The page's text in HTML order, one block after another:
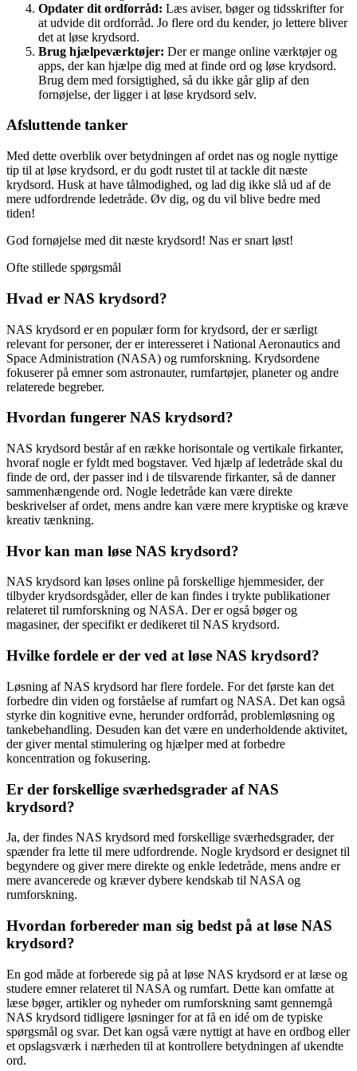
Opdater dit ordforråd: Læs aviser, bøger og tidsskrifter for
at udvide dit ordforråd. Jo flere ord du kender, jo lettere bliver
det at løse krydsord.
Brug hjælpeværktøjer: Der er mange online værktøjer og
apps, der kan hjælpe dig med at finde ord og løse krydsord.
Brug dem med forsigtighed, så du ikke går glip af den
fornøjelse, der ligger i at løse krydsord selv.
Afsluttende tanker
Med dette overblik over betydningen af ordet nas og nogle nyttige
tip til at løse krydsord, er du godt rustet til at tackle dit næste
krydsord. Husk at have tålmodighed, og lad dig ikke slå ud af de
mere udfordrende ledetråde. Øv dig, og du vil blive bedre med
tiden!
God fornøjelse med dit næste krydsord! Nas er snart løst!
Ofte stillede spørgsmål
Hvad er NAS krydsord?
NAS krydsord er en populær form for krydsord, der er særligt
relevant for personer, der er interesseret i National Aeronautics and
Space Administration (NASA) og rumforskning. Krydsordene
fokuserer på emner som astronauter, rumfartøjer, planeter og andre
relaterede begreber.
Hvordan fungerer NAS krydsord?
NAS krydsord består af en række horisontale og vertikale firkanter,
hvoraf nogle er fyldt med bogstaver. Ved hjælp af ledetråde skal du
finde de ord, der passer ind i de tilsvarende firkanter, så de danner
sammenhængende ord. Nogle ledetråde kan være direkte
beskrivelser af ordet, mens andre kan være mere kryptiske og kræve
kreativ tænkning.
Hvor kan man løse NAS krydsord?
NAS krydsord kan løses online på forskellige hjemmesider, der
tilbyder krydsordsgåder, eller de kan findes i trykte publikationer
relateret til rumforskning og NASA. Der er også bøger og
magasiner, der specifikt er dedikeret til NAS krydsord.
Hvilke fordele er der ved at løse NAS krydsord?
Løsning af NAS krydsord har flere fordele. For det første kan det
forbedre din viden og forståelse af rumfart og NASA. Det kan også
styrke din kognitive evne, herunder ordforråd, problemløsning og
tankebehandling. Desuden kan det være en underholdende aktivitet,
der giver mental stimulering og hjælper med at forbedre
koncentration og fokusering.
Er der forskellige sværhedsgrader af NAS
krydsord?
Ja, der findes NAS krydsord med forskellige sværhedsgrader, der
spænder fra lette til mere udfordrende. Nogle krydsord er designet til
begyndere og giver mere direkte og enkle ledetråde, mens andre er
mere avancerede og kræver dybere kendskab til NASA og
rumforskning.
Hvordan forbereder man sig bedst på at løse NAS
krydsord?
En god måde at forberede sig på at løse NAS krydsord er at læse og
studere emner relateret til NASA og rumfart. Dette kan omfatte at
læse bøger, artikler og nyheder om rumforskning samt gennemgå
NAS krydsord tidligere løsninger for at få en idé om de typiske
spørgsmål og svar. Det kan også være nyttigt at have en ordbog eller
et opslagsværk i nærheden til at kontrollere betydningen af ukendte
ord.